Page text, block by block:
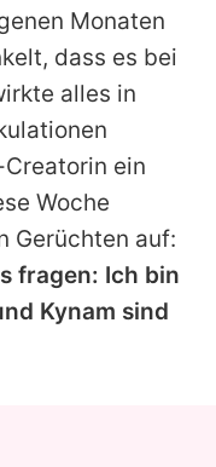
Monaten
dass es bei
alles in
ein
Woche
Gerüchten auf:
fragen: Ich bin
Kynam sind